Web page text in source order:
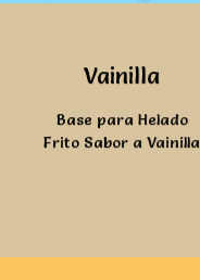
Vainilla
Base para Helado
Frito Sabor a Vainilla
Ver mas